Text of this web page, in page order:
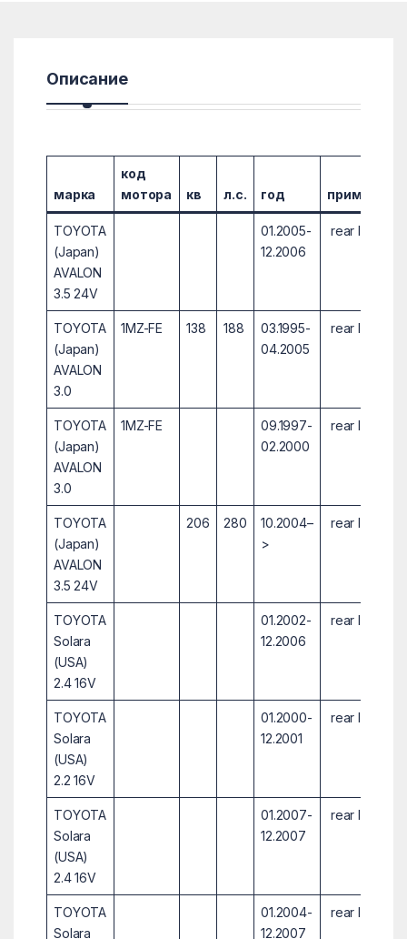
Описание
марка
код
мотора
кв л.с. год
TOYOTA
(Japan)
AVALON
3.5 24V
01.2005-
12.2006
rear Ind.2
TOYOTA
(Japan)
AVALON
3.0
1MZ-FE 138 188
03.1995-
04.2005
rear Ind.2
TOYOTA
(Japan)
AVALON
3.0
1MZ-FE
09.1997-
02.2000
rear Ind.2
TOYOTA
(Japan)
AVALON
3.5 24V
206 280
10.2004–
>
rear Ind.2
TOYOTA
Solara
(USA)
2.4 16V
01.2002-
12.2006
rear Ind.2
TOYOTA
Solara
(USA)
2.2 16V
01.2000-
12.2001
rear Ind.2
TOYOTA
Solara
(USA)
2.4 16V
01.2007-
12.2007
rear Ind.2
TOYOTA
Solara
01.2004-
12.2007
rear Ind.2